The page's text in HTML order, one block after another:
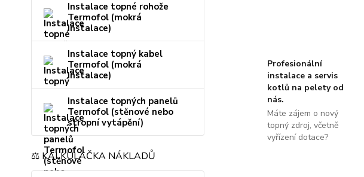
Instalace topné rohože
Termofol (mokrá
instalace)
Instalace topný kabel
Termofol (mokrá
instalace)
Instalace topných panelů
Termofol (stěnové nebo
stropní vytápění)
⚖️ KALKULAČKA NÁKLADŮ
Profesionální
instalace a servis
kotlů na pelety od
nás.
Máte zájem o nový
topný zdroj, včetně
vyřízení dotace?